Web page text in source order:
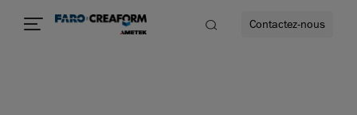
Contactez-nous